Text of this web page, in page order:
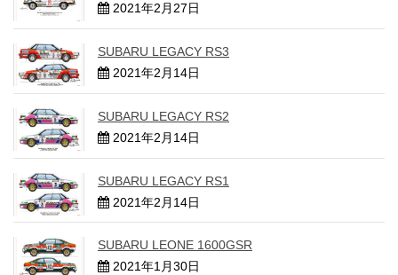
2021年2月27日
SUBARU LEGACY RS3
2021年2月14日
SUBARU LEGACY RS2
2021年2月14日
SUBARU LEGACY RS1
2021年2月14日
SUBARU LEONE 1600GSR
2021年1月30日